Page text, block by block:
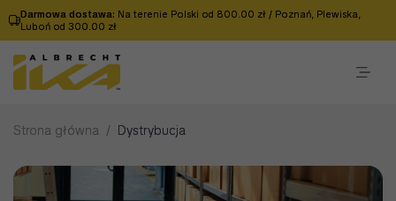
Darmowa dostawa: Na terenie Polski od 800.00 zł / Poznań, Plewiska,
Luboń od 300.00 zł
Strona główna / Dystrybucja